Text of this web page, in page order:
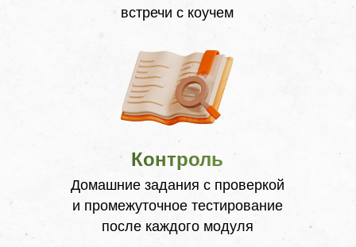
встречи с коучем
Домашние задания с проверкой
и промежуточное тестирование
после каждого модуля
Контроль